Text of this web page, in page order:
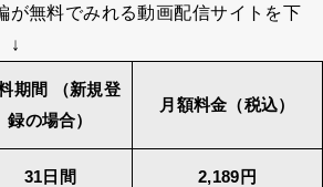
が無料でみれる動画配信サイトを下
↓
期間 （新規登
録の場合）
月額料金（税込）
31日間 2,189円